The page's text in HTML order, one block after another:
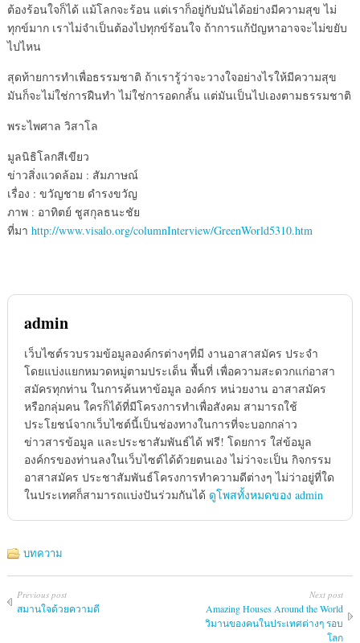
ต้องร้อนใจก็ได้ แม้โลกจะร้อน แต่เราก็อยู่กับมันได้อย่างมีความสุข ไม่
ทุกข์มาก เราไม่จำเป็นต้องไปทุกข์ร้อนใจ ถ้าการแก้ปัญหาอาจจะไม่ขยับ
ไปไหน
สุดท้ายการทำเพื่อธรรมชาติ ถ้าเรารู้ว่าจะวางใจอย่างไรให้มีความสุข
มันก็จะไม่ใช่การฝืนทำ ไม่ใช่การอดกลั้น แต่มันเป็นไปเองตามธรรมชาติ
พระไพศาล วิสาโล
มูลนิธิโลกสีเขียว
ข่าวสิ่งแวดล้อม : สัมภาษณ์
เรื่อง : ขวัญชาย ดำรงขวัญ
ภาพ : อาทิตย์ ชูสกุลธนะชัย
ที่มา http://www.visalo.org/columnInterview/GreenWorld5310.htm
admin
เว็บไซต์รวบรวมข้อมูลองค์กรต่างๆที่มี งานอาสาสมัคร ประจำ
โดยแบ่งแยกหมวดหมู่ตามประเด็น พื้นที่ เพื่อความสะดวกแก่อาสา
สมัครทุกท่าน ในการค้นหาข้อมูล องค์กร หน่วยงาน อาสาสมัคร
หรือกลุ่มคน ใครก็ได้ที่มีโครงการทำเพื่อสังคม สามารถใช้
ประโยชน์จากเว็บไซต์นี้เป็นช่องทางในการที่จะบอกกล่าว
ข่าวสารข้อมูล และประชาสัมพันธ์ได้ ฟรี! โดยการ ใส่ข้อมูล
องค์กรของท่านลงในเว็บไซต์ได้ด้วยตนเอง ไม่ว่าจะเป็น กิจกรรม
อาสาสมัคร ประชาสัมพันธ์โครงการทำความดีต่างๆ ไม่ว่าอยู่ที่ใด
ในประเทศก็สามารถแบ่งปันร่วมกันได้ ดูโพสทั้งหมดของ admin
บทความ
Previous post
สมานใจด้วยความดี
Next post
Amazing Houses Around the World
วิมานของคนในประเทศต่างๆ รอบ
โลก